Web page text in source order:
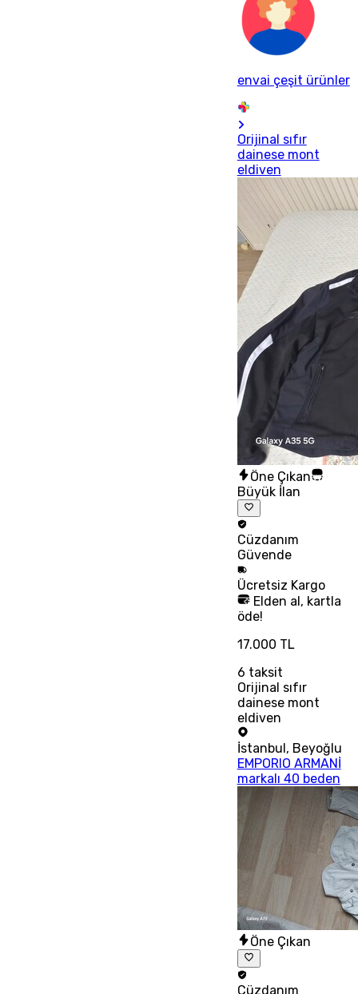
envai çeşit ürünler
Orijinal sıfır
dainese mont
eldiven
Öne Çıkan
Büyük İlan
Cüzdanım
Güvende
Ücretsiz Kargo
Elden al, kartla
öde!
17.000 TL
6 taksit
Orijinal sıfır
dainese mont
eldiven
İstanbul , Beyoğlu
EMPORIO ARMANİ
markalı 40 beden
Öne Çıkan
Cüzdanım